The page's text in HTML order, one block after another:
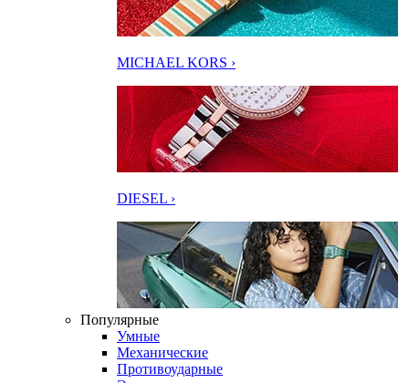
MICHAEL KORS ›
DIESEL ›
Популярные
Умные
Механические
Противоударные